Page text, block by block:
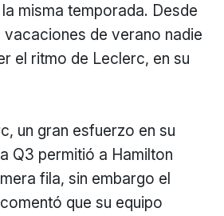
misma temporada. Desde
de verano nadie
el ritmo de Leclerc, en su
un gran esfuerzo en su
Q3 permitió a Hamilton
fila, sin embargo el
que su equipo